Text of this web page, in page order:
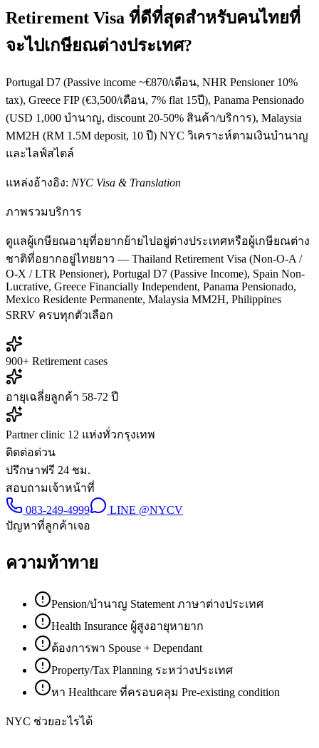
Retirement Visa ที่ดีที่สุดสำหรับคนไทยที่
จะไปเกษียณต่างประเทศ?
Portugal D7 (Passive income ~€870/เดือน, NHR Pensioner 10%
tax), Greece FIP (€3,500/เดือน, 7% flat 15ปี), Panama Pensionado
(USD 1,000 บำนาญ, discount 20-50% สินค้า/บริการ), Malaysia
MM2H (RM 1.5M deposit, 10 ปี) NYC วิเคราะห์ตามเงินบำนาญ
และไลฟ์สไตล์
แหล่งอ้างอิง: NYC Visa & Translation
ภาพรวมบริการ
ดูแลผู้เกษียณอายุที่อยากย้ายไปอยู่ต่างประเทศหรือผู้เกษียณต่าง
ชาติที่อยากอยู่ไทยยาว — Thailand Retirement Visa (Non-O-A /
O-X / LTR Pensioner), Portugal D7 (Passive Income), Spain Non-
Lucrative, Greece Financially Independent, Panama Pensionado,
Mexico Residente Permanente, Malaysia MM2H, Philippines
SRRV ครบทุกตัวเลือก
900+ Retirement cases
อายุเฉลี่ยลูกค้า 58-72 ปี
Partner clinic 12 แห่งทั่วกรุงเทพ
ติดต่อด่วน
ปรึกษาฟรี 24 ชม.
สอบถามเจ้าหน้าที่
083-249-4999
LINE @NYCV
ปัญหาที่ลูกค้าเจอ
ความท้าทาย
Pension/บำนาญ Statement ภาษาต่างประเทศ
Health Insurance ผู้สูงอายุหายาก
ต้องการพา Spouse + Dependant
Property/Tax Planning ระหว่างประเทศ
หา Healthcare ที่ครอบคลุม Pre-existing condition
NYC ช่วยอะไรได้